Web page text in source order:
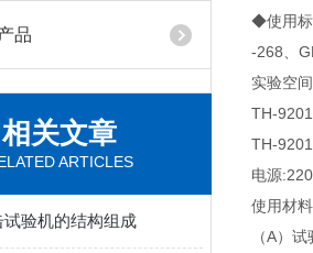
品
相关文章
ARTICLES
试验机的结构组成
◆使用标
-268、
实验空
TH-
TH-
电源
使用材
（A）